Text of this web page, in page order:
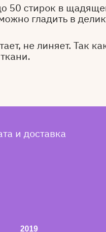
50 стирок в
гладить в
не линяет. Так
и доставка